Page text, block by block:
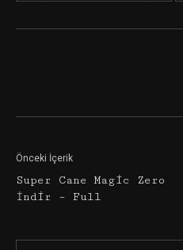
Önceki İçerik
Super Cane Magic Zero
İndir – Full